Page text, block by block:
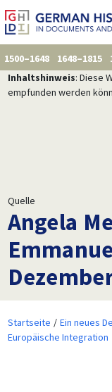
1500–1648 1648–1815
Inhaltshinweis: Diese
empfunden werden
Quelle
Angela
Startseite
Ein neues
Europäische Integration